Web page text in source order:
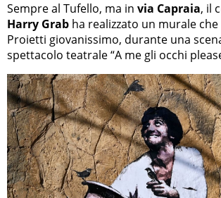
Sempre al Tufello, ma in via Capraia, il
Harry Grab ha realizzato un murale
Proietti giovanissimo, durante una
spettacolo teatrale “A me gli occhi